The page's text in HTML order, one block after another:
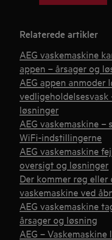
Relaterede artikler
AEG vaskemaskine
appen – årsager og
AEG appen anmoder
vedligeholdelsesvask
løsninger
AEG vaskemaskine
WiFi-indstillingerne
AEG vaskemaskine
oversigt og løsninger
Der kommer røg eller
vaskemaskine ved
AEG vaskemaskine
årsager og løsning
AEG –